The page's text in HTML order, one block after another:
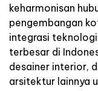
keharmonisan
pengembangan
integrasi
terbesar di
desainer interior,
arsitektur lainnya